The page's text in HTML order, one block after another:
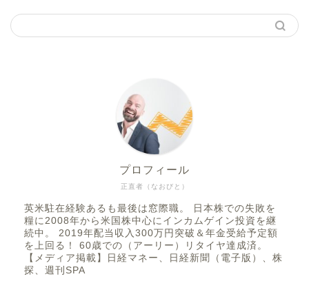
正直者（なおびと）
プロフィール
英米駐在経験あるも最後は窓際職。 日本株での失敗を
糧に2008年から米国株中心にインカムゲイン投資を継
続中。 2019年配当収入300万円突破＆年金受給予定額
を上回る！ 60歳での（アーリー）リタイヤ達成済。
【メディア掲載】日経マネー、日経新聞（電子版）、株
探、週刊SPA